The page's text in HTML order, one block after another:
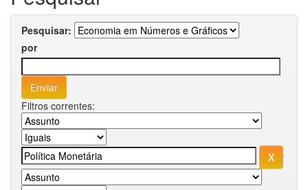
Pesquisar:
por
Filtros correntes: